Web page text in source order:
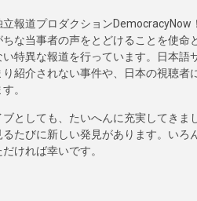
立報道プロダクションDemocracyNow
な当事者の声をとどけることを使命
い特異な報道を行っています。日本語
紹介されない事件や、日本の視聴者
。
としても、たいへんに充実してきま
るたびに新しい発見があります。いろ
ければ幸いです。